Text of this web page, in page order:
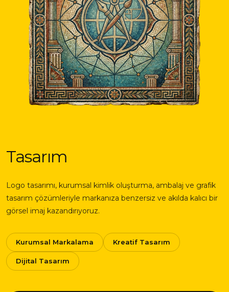
Tasarım
Logo tasarımı, kurumsal kimlik oluşturma, ambalaj ve grafik
tasarım çözümleriyle markanıza benzersiz ve akılda kalıcı bir
görsel imaj kazandırıyoruz.
Kurumsal Markalama Kreatif Tasarım
Dijital Tasarım